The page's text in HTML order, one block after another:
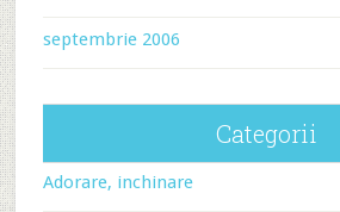
septembrie 2006
Categorii
Adorare, inchinare